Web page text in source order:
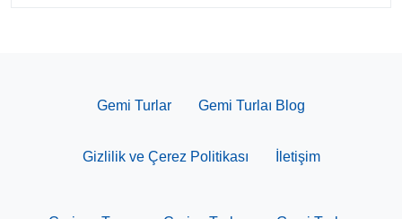
Gemi Turlar Gemi Turlaı Blog
Gizlilik ve Çerez Politikası İletişim